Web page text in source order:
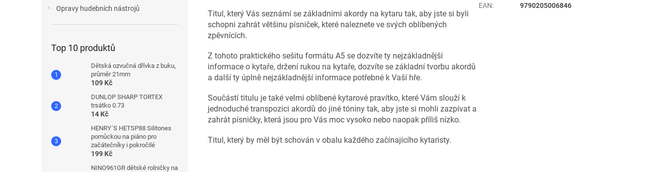
Opravy hudebních nástrojů
Top 10 produktů
Dětská ozvučná dřívka z buku,
průměr 21mm
109 Kč
DUNLOP SHARP TORTEX
trsátko 0.73
14 Kč
HENRY´S HETSP88 Silitones
pomůckou na piáno pro
začátečníky i pokročilé
199 Kč
NINO961GR dětské rolničky na
Titul, který Vás seznámí se základními akordy na kytaru tak, aby jste si byli
schopni zahrát většinu písniček, které naleznete ve svých oblíbených
zpěvnících.
Z tohoto praktického sešitu formátu A5 se dozvíte ty nejzákladnější
informace o kytaře, držení rukou na kytaře, dozvíte se základní tvorbu akordů
a další ty úplně nejzákladnější informace potřebné k Vaší hře.
Součástí titulu je také velmi oblíbené kytarové pravítko, které Vám slouží k
jednoduché transpozici akordů do jiné tóniny tak, aby jste si mohli zazpívat a
zahrát písničky, která jsou pro Vás moc vysoko nebo naopak příliš nízko.
Titul, který by měl být schován v obalu každého začínajícího kytaristy.
EAN: 9790205006846